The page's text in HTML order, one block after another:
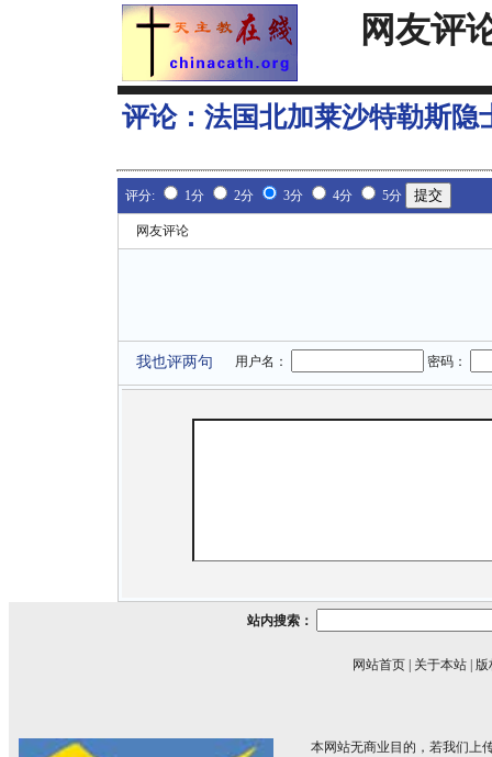
网友评
评论： 法国北加莱沙特勒斯隐
评分: 1分 2分 3分 4分 5分
网友评论
我也评两句 用户名： 密码：
站内搜索：
网站首页 关于本站 版
本网站无商业目的，若我们上